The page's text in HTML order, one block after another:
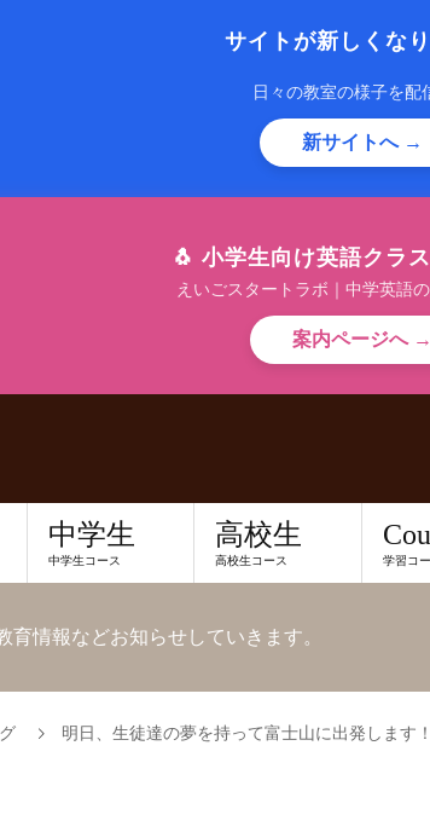
サイトが新しくな
日々の教室の様子を配
新サイトへ →
🐧 小学生向け英語クラ
えいごスタートラボ｜中学英語の
案内ページへ →
中学生
中学生コース
高校生
高校生コース 学習コ
育情報などお知らせしていきます。
明日、生徒達の夢を持って富士山に出発します！